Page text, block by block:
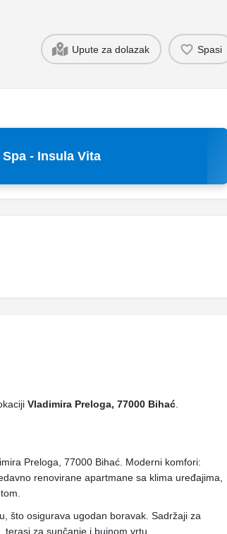
Upute za dolazak Spasi
- Insula Vita
Vladimira Preloga, 77000 Bihać
Preloga, 77000 Bihać. Moderni komfori:
renovirane apartmane sa klima uređajima,
što osigurava ugodan boravak. Sadržaji za
za sunčanje i bujnom vrtu.